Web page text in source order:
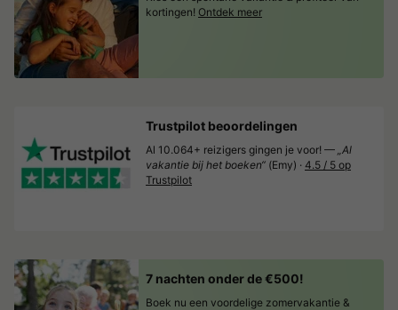
kortingen! Ontdek meer
Trustpilot beoordelingen
Al 10.064+ reizigers gingen je voor! — „Al
vakantie bij het boeken“ (Emy) · 4.5 / 5 op
Trustpilot
7 nachten onder de €500!
Boek nu een voordelige zomervakantie &